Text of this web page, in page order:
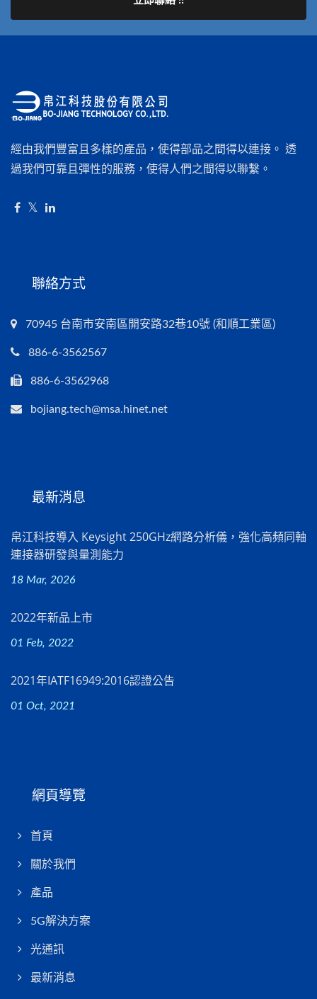
經由我們豐富且多樣的產品，使得部品之間得以連接。 透
過我們可靠且彈性的服務，使得人們之間得以聯繫。
聯絡方式
70945 台南市安南區開安路32巷10號 (和順工業區)
886-6-3562567
886-6-3562968
bojiang.tech@msa.hinet.net
最新消息
帛江科技導入 Keysight 250GHz網路分析儀，強化高頻同軸
連接器研發與量測能力
18 Mar, 2026
2022年新品上市
01 Feb, 2022
2021年IATF16949:2016認證公告
01 Oct, 2021
網頁導覽
首頁
關於我們
產品
5G解決方案
光通訊
最新消息